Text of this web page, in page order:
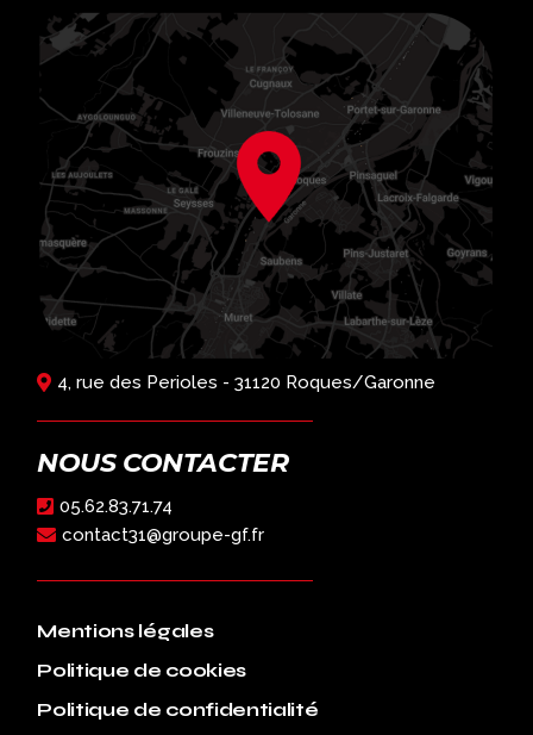
4, rue des Perioles - 31120 Roques/Garonne
NOUS CONTACTER
05.62.83.71.74
contact31@groupe-gf.fr
Mentions légales
Politique de cookies
Politique de confidentialité